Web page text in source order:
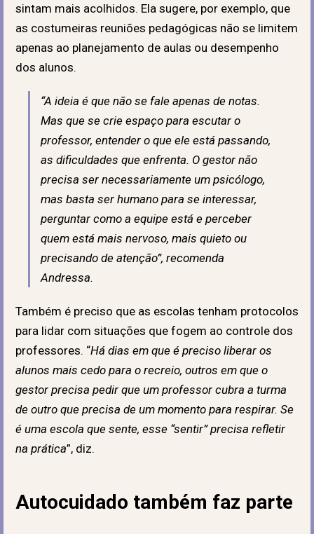
sintam mais acolhidos. Ela sugere, por exemplo, que
as costumeiras reuniões pedagógicas não se limitem
apenas ao planejamento de aulas ou desempenho
dos alunos.
“A ideia é que não se fale apenas de notas.
Mas que se crie espaço para escutar o
professor, entender o que ele está passando,
as dificuldades que enfrenta. O gestor não
precisa ser necessariamente um psicólogo,
mas basta ser humano para se interessar,
perguntar como a equipe está e perceber
quem está mais nervoso, mais quieto ou
precisando de atenção”, recomenda
Andressa.
Também é preciso que as escolas tenham protocolos
para lidar com situações que fogem ao controle dos
professores. “Há dias em que é preciso liberar os
alunos mais cedo para o recreio, outros em que o
gestor precisa pedir que um professor cubra a turma
de outro que precisa de um momento para respirar. Se
é uma escola que sente, esse “sentir” precisa refletir
na prática”, diz.
Autocuidado também faz parte